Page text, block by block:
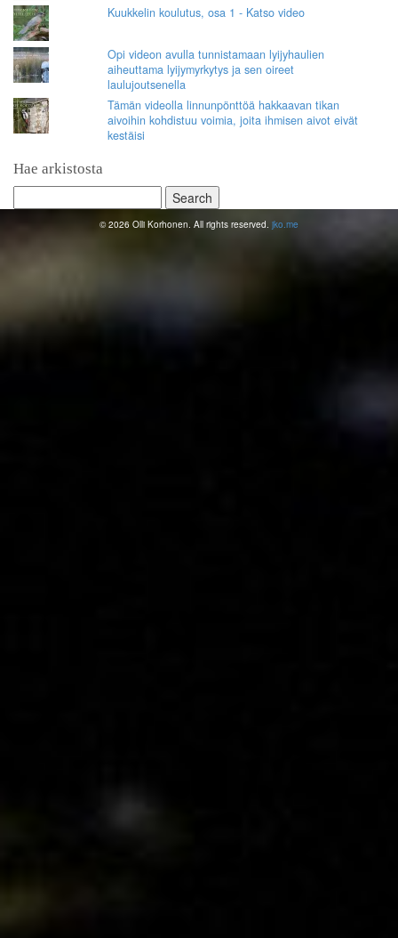
Kuukkelin koulutus, osa 1 - Katso video
Opi videon avulla tunnistamaan lyijyhaulien
aiheuttama lyijymyrkytys ja sen oireet
laulujoutsenella
Tämän videolla linnunpönttöä hakkaavan tikan
aivoihin kohdistuu voimia, joita ihmisen aivot eivät
kestäisi
Hae arkistosta
for:
© 2026 Olli Korhonen. All rights reserved. jko.me